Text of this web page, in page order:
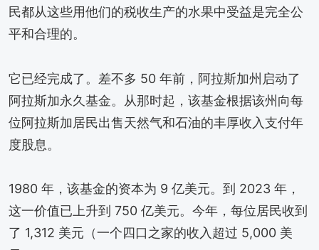
民都从这些用他们的税收生产的水果中受益是完全公
平和合理的。
它已经完成了。差不多 50 年前，阿拉斯加州启动了
阿拉斯加永久基金。从那时起，该基金根据该州向每
位阿拉斯加居民出售天然气和石油的丰厚收入支付年
度股息。
1980 年，该基金的资本为 9 亿美元。到 2023 年，
这一价值已上升到 750 亿美元。今年，每位居民收到
了 1,312 美元（一个四口之家的收入超过 5,000 美